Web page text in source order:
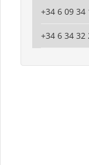
+34 6 09 34
+34 6 34 32